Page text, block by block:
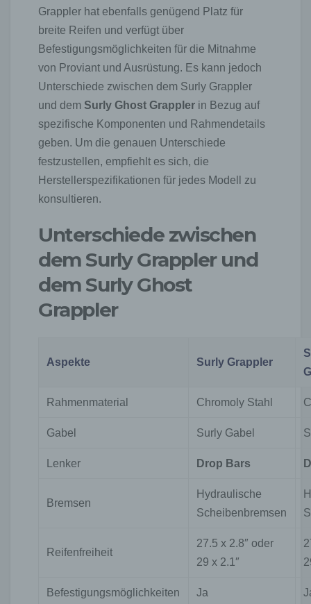
Grappler hat ebenfalls genügend Platz für
breite Reifen und verfügt über
Befestigungsmöglichkeiten für die Mitnahme
von Proviant und Ausrüstung. Es kann jedoch
Unterschiede zwischen dem Surly Grappler
und dem Surly Ghost Grappler in Bezug auf
spezifische Komponenten und Rahmendetails
geben. Um die genauen Unterschiede
festzustellen, empfiehlt es sich, die
Herstellerspezifikationen für jedes Modell zu
konsultieren.
Unterschiede zwischen
dem Surly Grappler und
dem Surly Ghost
Grappler
Aspekte Surly Grappler
Rahmenmaterial Chromoly Stahl
Gabel Surly Gabel
Lenker Drop Bars
Bremsen
Hydraulische
Scheibenbremsen
Reifenfreiheit
27.5 x 2.8″ oder
29 x 2.1″
Befestigungsmöglichkeiten Ja